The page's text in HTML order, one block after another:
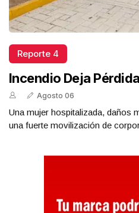
Reporte 4
Incendio Deja
Agosto 06
Una mujer hospitalizada, daños
una fuerte movilización de